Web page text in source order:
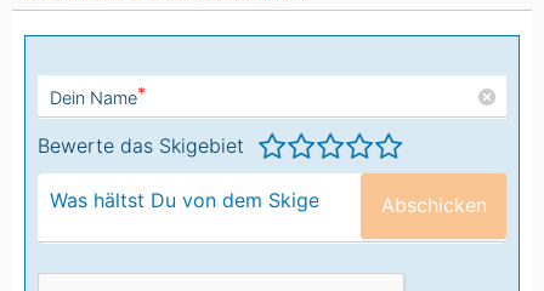
Dein Name*
Bewerte das Skigebiet
Abschicken